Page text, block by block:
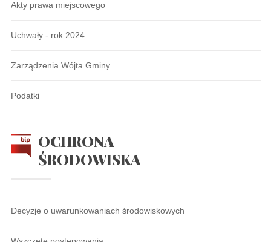
Akty prawa miejscowego
Uchwały - rok 2024
Zarządzenia Wójta Gminy
Podatki
OCHRONA
ŚRODOWISKA
Decyzje o uwarunkowaniach środowiskowych